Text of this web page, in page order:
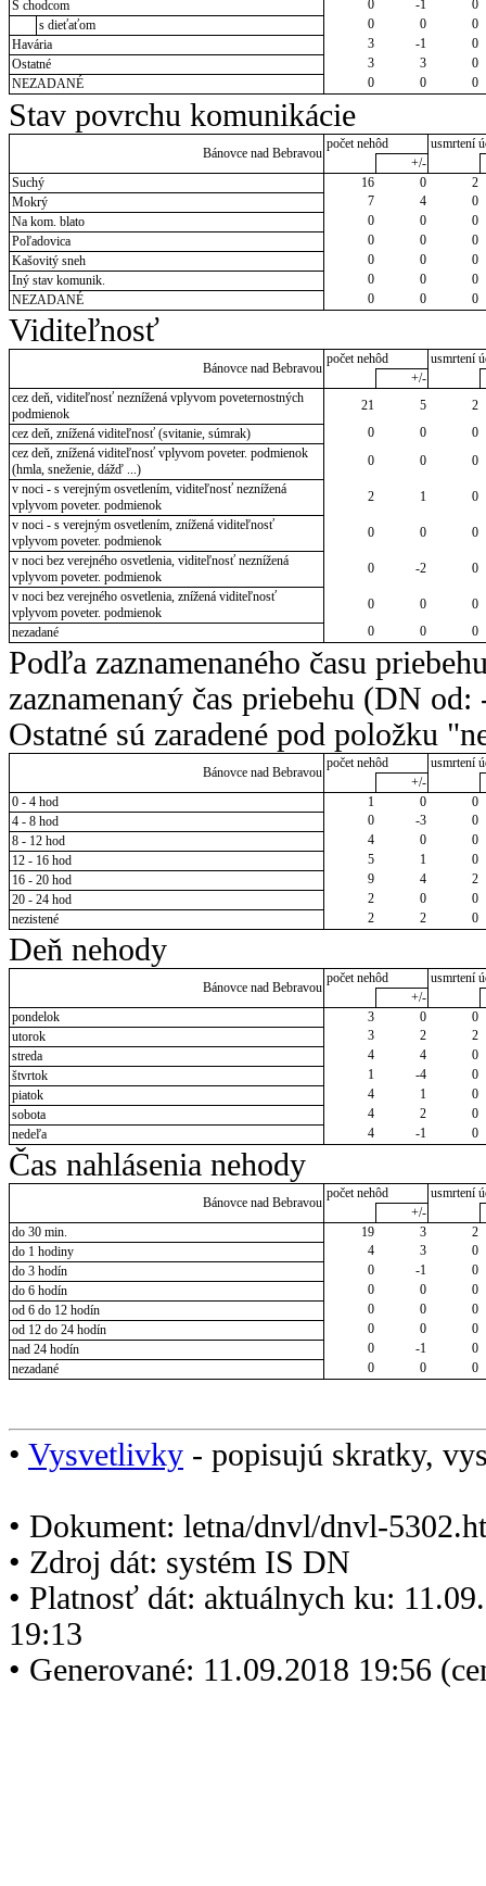
S chodcom 0 -1
0
s dieťaťom
0 0
0
Havária
3 -1
0
Ostatné
3 3
0
NEZADANÉ
0 0 0
Stav povrchu komunikácie
Bánovce nad Bebravou
počet nehôd
usmrtení
+/-
Suchý
16 0
2
Mokrý
7 4
0
Na kom. blato
0 0
0
Poľadovica
0 0
0
Kašovitý sneh
0 0
0
Iný stav komunik.
0 0
0
NEZADANÉ
0 0 0
Viditeľnosť
Bánovce nad Bebravou
počet nehôd
usmrtení
+/-
cez deň, viditeľnosť neznížená vplyvom poveternostných
podmienok
21 5
2
cez deň, znížená viditeľnosť (svitanie, súmrak)
0 0
0
cez deň, znížená viditeľnosť vplyvom poveter. podmienok
(hmla, sneženie, dážď ...)
0 0
0
v noci - s verejným osvetlením, viditeľnosť neznížená
vplyvom poveter. podmienok
2 1
0
v noci - s verejným osvetlením, znížená viditeľnosť
vplyvom poveter. podmienok
0 0
0
v noci bez verejného osvetlenia, viditeľnosť neznížená
vplyvom poveter. podmienok
0 -2
0
v noci bez verejného osvetlenia, znížená viditeľnosť
vplyvom poveter. podmienok
0 0
0
nezadané
0 0 0
Podľa zaznamenaného času
zaznamenaný čas priebehu (DN
Ostatné sú zaradené pod položku
Bánovce nad Bebravou
počet nehôd
usmrtení
+/-
0 - 4 hod
1 0
0
4 - 8 hod
0 -3
0
8 - 12 hod
4 0
0
12 - 16 hod
5 1
0
16 - 20 hod
9 4
2
20 - 24 hod
2 0
0
nezistené
2 2 0
Deň nehody
Bánovce nad Bebravou
počet nehôd
usmrtení
+/-
pondelok
3 0
0
utorok
3 2
2
streda
4 4
0
štvrtok
1 -4
0
piatok
4 1
0
sobota
4 2
0
nedeľa
4 -1 0
Čas nahlásenia nehody
Bánovce nad Bebravou
počet nehôd
usmrtení
+/-
do 30 min.
19 3
2
do 1 hodiny
4 3
0
do 3 hodín
0 -1
0
do 6 hodín
0 0
0
od 6 do 12 hodín
0 0
0
od 12 do 24 hodín
0 0
0
nad 24 hodín
0 -1
0
nezadané
0 0 0
• Vysvetlivky - popisujú skratky,
• Dokument: letna/dnvl/dnvl-
• Zdroj dát: systém IS DN
• Platnosť dát: aktuálnych ku:
19:13
• Generované: 11.09.2018 19:56